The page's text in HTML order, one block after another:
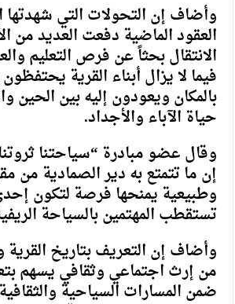
وأضاف إن التحولات التي شهدتها
العقود الماضية دفعت العديد من
الانتقال بحثاً عن فرص التعليم
فيما لا يزال أبناء القرية
بالمكان ويعودون إليه بين الحين
حياة الآباء والأجداد.
وقال عضو مبادرة “سياحتنا
إن ما تتمتع به دير الصمادية من
وطبيعية يمنحها فرصة لتكون
تستقطب المهتمين بالسياحة
وأضاف إن التعريف بتاريخ القرية
من إرث اجتماعي وثقافي يسهم
ضمن المسارات السياحية